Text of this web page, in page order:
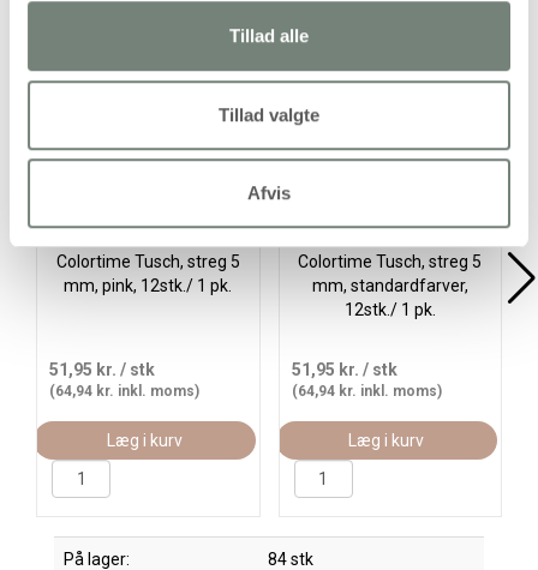
Tillad alle
Tillad valgte
Afvis
Køb mere og spar
Colortime Tusch, streg 5
mm, pink, 12stk./ 1 pk.
51,95 kr. / stk
(64,94 kr. inkl. moms)
Læg i kurv
Køb mere og spar
Colortime Tusch, streg 5
mm, standardfarver,
12stk./ 1 pk.
51,95 kr. / stk
(64,94 kr. inkl. moms)
Læg i kurv
På lager: 84 stk